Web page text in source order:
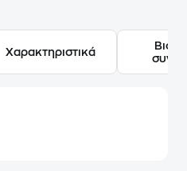
Χαρακτηριστικά